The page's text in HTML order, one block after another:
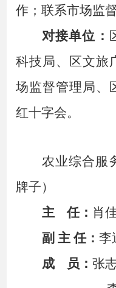
作；联系市场监督
对接单位：
科技局、区文旅
场监督管理局、
红十字会。
农业综合服
牌子）
主
任： 肖
副 主 任：李
成
员：张